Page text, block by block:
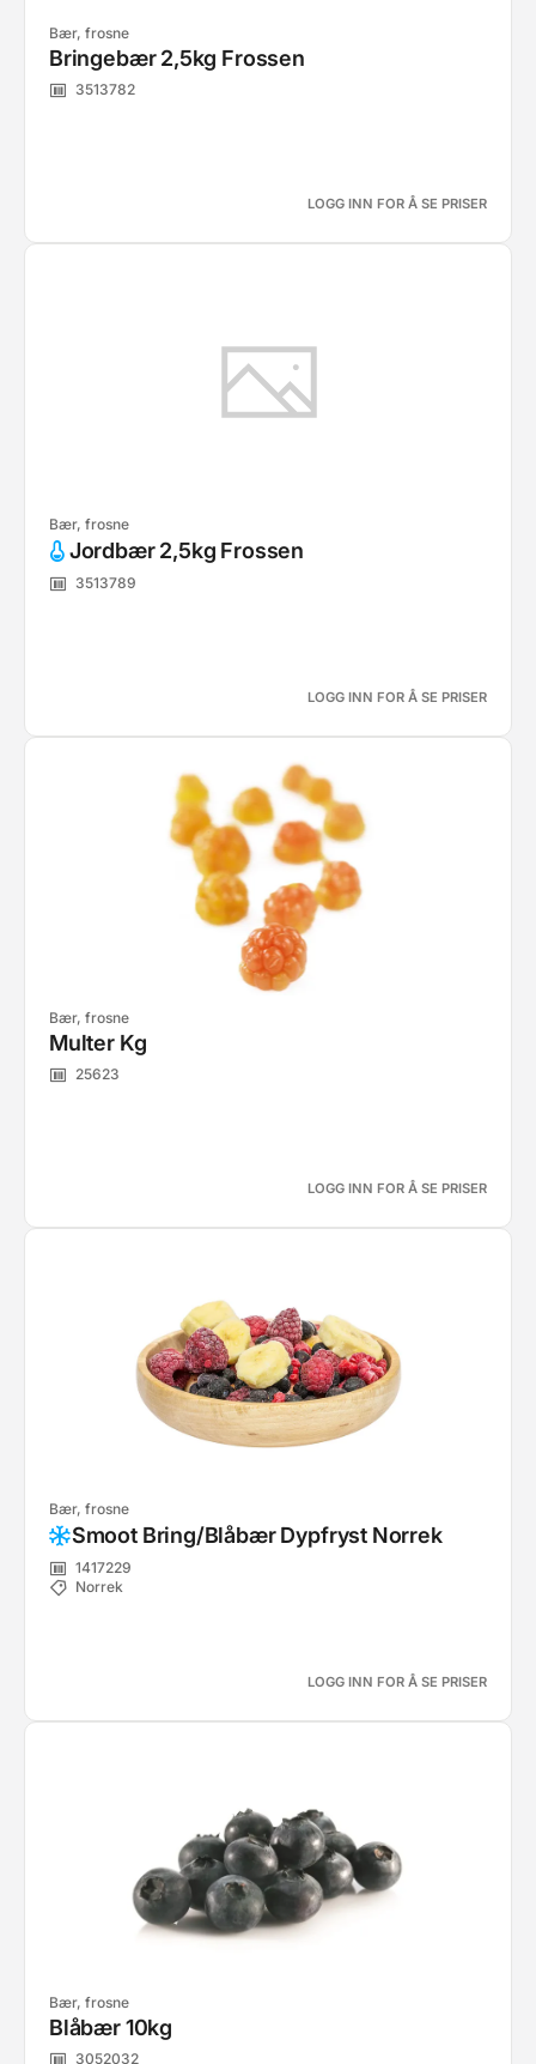
Bær, frosne
Bringebær 2,5kg Frossen
3513782
LOGG INN FOR Å SE PRISER
Bær, frosne
Jordbær 2,5kg Frossen
3513789
LOGG INN FOR Å SE PRISER
Bær, frosne
Multer Kg
25623
LOGG INN FOR Å SE PRISER
Bær, frosne
Smoot Bring/Blåbær Dypfryst Norrek
1417229
Norrek
LOGG INN FOR Å SE PRISER
Bær, frosne
Blåbær 10kg
3052032